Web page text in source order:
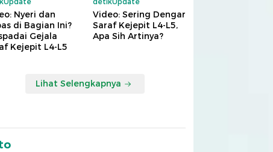
Nyeri dan
di Bagian Ini?
Gejala
Kejepit L4-L5
Video: Sering Dengar
Saraf Kejepit L4-L5,
Apa Sih Artinya?
Lihat Selengkapnya